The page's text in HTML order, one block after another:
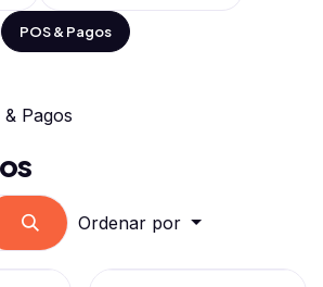
POS & Pagos
& Pagos
Ordenar por